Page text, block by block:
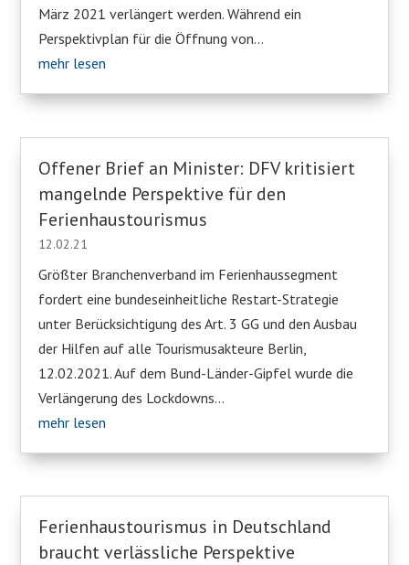
März 2021 verlängert werden. Während ein
Perspektivplan für die Öffnung von...
mehr lesen
Offener Brief an Minister: DFV kritisiert
mangelnde Perspektive für den
Ferienhaustourismus
12.02.21
Größter Branchenverband im Ferienhaussegment
fordert eine bundeseinheitliche Restart-Strategie
unter Berücksichtigung des Art. 3 GG und den Ausbau
der Hilfen auf alle Tourismusakteure Berlin,
12.02.2021. Auf dem Bund-Länder-Gipfel wurde die
Verlängerung des Lockdowns...
mehr lesen
Ferienhaustourismus in Deutschland
braucht verlässliche Perspektive